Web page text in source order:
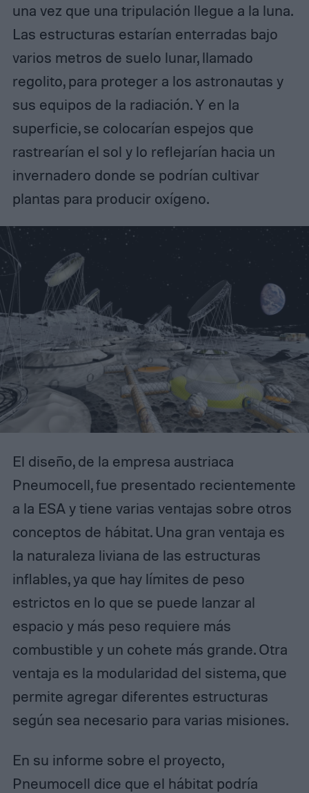
una vez que una tripulación llegue a la luna.
Las estructuras estarían enterradas bajo
varios metros de suelo lunar, llamado
regolito, para proteger a los astronautas y
sus equipos de la radiación. Y en la
superficie, se colocarían espejos que
rastrearían el sol y lo reflejarían hacia un
invernadero donde se podrían cultivar
plantas para producir oxígeno.
El diseño, de la empresa austriaca
Pneumocell, fue presentado recientemente
a la ESA y tiene varias ventajas sobre otros
conceptos de hábitat. Una gran ventaja es
la naturaleza liviana de las estructuras
inflables, ya que hay límites de peso
estrictos en lo que se puede lanzar al
espacio y más peso requiere más
combustible y un cohete más grande. Otra
ventaja es la modularidad del sistema, que
permite agregar diferentes estructuras
según sea necesario para varias misiones.
En su informe sobre el proyecto,
Pneumocell dice que el hábitat podría